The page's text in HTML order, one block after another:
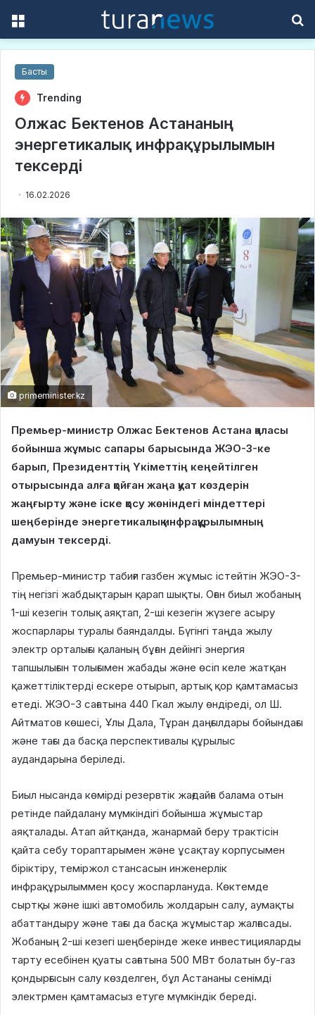
Басты
Trending
Олжас Бектенов Астананың
энергетикалық инфрақұрылымын
тексерді
16.02.2026
primeminister.kz
Премьер-министр Олжас Бектенов Астана қаласы
бойынша жұмыс сапары барысында ЖЭО-3-ке
барып, Президенттің Үкіметтің кеңейтілген
отырысында алға қойған жаңа қуат көздерін
жаңғырту және іске қосу жөніндегі міндеттері
шеңберінде энергетикалық инфрақұрылымның
дамуын тексерді.
Премьер-министр табиғи газбен жұмыс істейтін ЖЭО-3-
тің негізгі жабдықтарын қарап шықты. Оған биыл жобаның
1-ші кезегін толық аяқтап, 2-ші кезегін жүзеге асыру
жоспарлары туралы баяндалды. Бүгінгі таңда жылу
электр орталығы қаланың бұған дейінгі энергия
тапшылығын толығымен жабады және өсіп келе жатқан
қажеттіліктерді ескере отырып, артық қор қамтамасыз
етеді. ЖЭО-3 сағатына 440 Гкал жылу өндіреді, ол Ш.
Айтматов көшесі, Ұлы Дала, Тұран даңғылдары бойындағы
және тағы да басқа перспективалы құрылыс
аудандарына беріледі.
Биыл нысанда көмірді резервтік жағдайға балама отын
ретінде пайдалану мүмкіндігі бойынша жұмыстар
аяқталады. Атап айтқанда, жанармай беру трактісін
қайта себу тораптарымен және ұсақтау корпусымен
біріктіру, теміржол стансасын инженерлік
инфрақұрылыммен қосу жоспарлануда. Көктемде
сыртқы және ішкі автомобиль жолдарын салу, аумақты
абаттандыру және тағы да басқа жұмыстар жалғасады.
Жобаның 2-ші кезегі шеңберінде жеке инвестицияларды
тарту есебінен қуаты сағатына 500 МВт болатын бу-газ
қондырғысын салу көзделген, бұл Астананы сенімді
электрмен қамтамасыз етуге мүмкіндік береді.